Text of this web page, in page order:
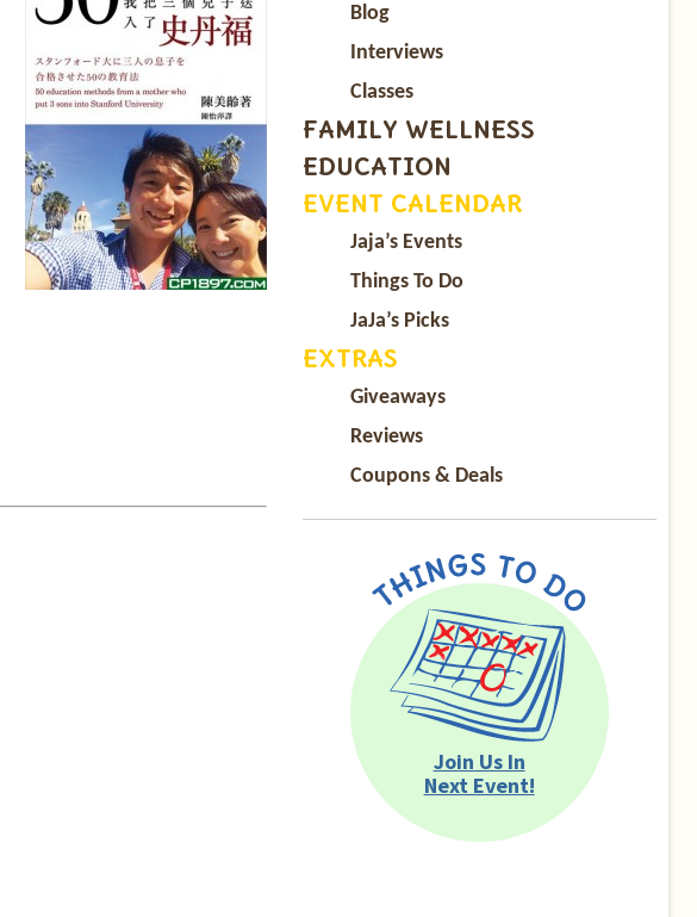
Blog
Interviews
Classes
FAMILY WELLNESS
EDUCATION
EVENT CALENDAR
Jaja’s Events
Things To Do
JaJa’s Picks
EXTRAS
Giveaways
Reviews
Coupons & Deals
Join Us In
Next Event!